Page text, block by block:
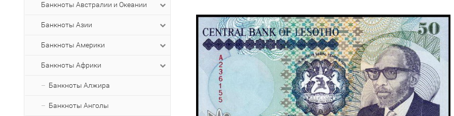
Банкноты Австралии и Океании
Банкноты Азии
Банкноты Америки
Банкноты Африки
Банкноты Алжира
Банкноты Анголы